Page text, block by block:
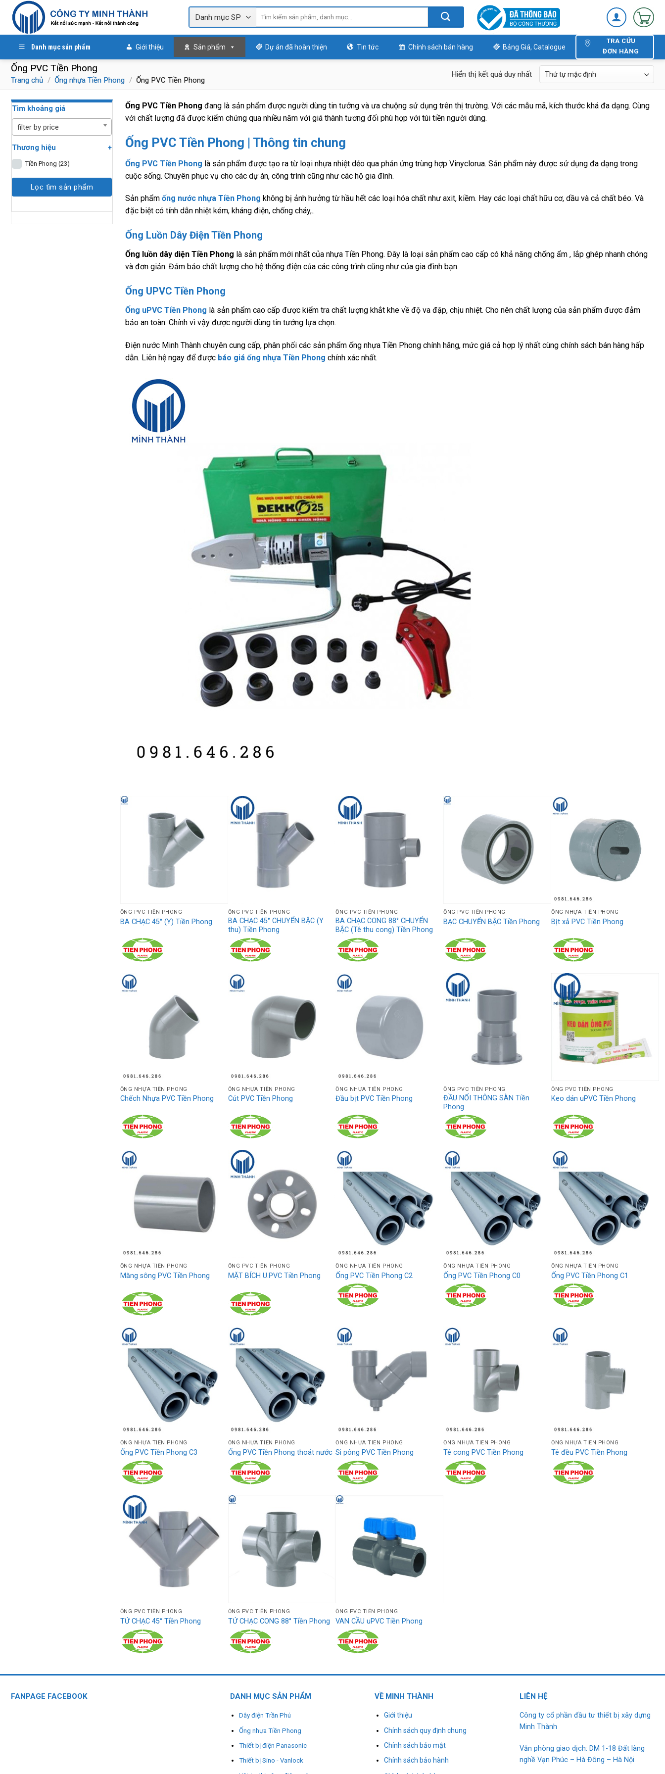
content
Danh mục sản phẩm Giới thiệu Sản phẩm Dự án đã hoàn thiện Tin tức Chính sách bán hàng Bảng Giá, Catalogue
TRA CỨU
ĐƠN HÀNG
Ống PVC Tiền Phong
Trang chủ / Ống nhựa Tiền Phong / Ống PVC Tiền Phong
Hiển thị kết quả duy nhất
Tìm khoảng giá
filter by price
Thương hiệu +
Tiền Phong (23)
Lọc tìm sản phẩm
Ống PVC Tiền Phong đang là sản phẩm được người dùng tin tưởng và ưa chuộng sử dụng trên thị trường. Với các mẫu mã, kích thước khá đa dạng. Cùng
với chất lượng đã được kiểm chứng qua nhiều năm với giá thành tương đối phù hợp với túi tiền người dùng.
Ống PVC Tiền Phong | Thông tin chung
Ống PVC Tiền Phong là sản phẩm được tạo ra từ loại nhựa nhiệt dẻo qua phản ứng trùng hợp Vinyclorua. Sản phẩm này được sử dụng đa dạng trong
cuộc sống. Chuyên phục vụ cho các dự án, công trình cũng như các hộ gia đình.
Sản phẩm ống nước nhựa Tiền Phong không bị ảnh hưởng từ hầu hết các loại hóa chất như axit, kiềm. Hay các loại chất hữu cơ, dầu và cả chất béo. Và
đặc biệt có tính dẫn nhiệt kém, kháng điện, chống cháy,..
Ống Luồn Dây Điện Tiền Phong
Ống luồn dây diện Tiền Phong là sản phẩm mới nhất của nhựa Tiền Phong. Đây là loại sản phẩm cao cấp có khả năng chống ẩm , lắp ghép nhanh chóng
và đơn giản. Đảm bảo chất lượng cho hệ thống điện của các công trình cũng như của gia đình bạn.
Ống UPVC Tiền Phong
Ống uPVC Tiền Phong là sản phẩm cao cấp được kiểm tra chất lượng khắt khe về độ va đập, chịu nhiệt. Cho nên chất lượng của sản phẩm được đảm
bảo an toàn. Chính vì vậy được người dùng tin tưởng lựa chọn.
Điện nước Minh Thành chuyên cung cấp, phân phối các sản phẩm ống nhựa Tiền Phong chính hãng, mức giá cả hợp lý nhất cùng chính sách bán hàng hấp
dẫn. Liên hệ ngay để được báo giá ống nhựa Tiền Phong chính xác nhất.
ỐNG PVC TIỀN PHONG
BA CHẠC 45° (Y) Tiền Phong
ỐNG PVC TIỀN PHONG
BA CHẠC 45° CHUYỂN BẬC (Y
thu) Tiền Phong
ỐNG PVC TIỀN PHONG
BA CHẠC CONG 88° CHUYỂN
BẬC (Tê thu cong) Tiền Phong
ỐNG PVC TIỀN PHONG
BẠC CHUYỂN BẬC Tiền Phong
ỐNG NHỰA TIỀN PHONG
Bịt xả PVC Tiền Phong
ỐNG NHỰA TIỀN PHONG
Chếch Nhựa PVC Tiền Phong
ỐNG NHỰA TIỀN PHONG
Cút PVC Tiền Phong
ỐNG NHỰA TIỀN PHONG
Đầu bịt PVC Tiền Phong
ỐNG PVC TIỀN PHONG
ĐẦU NỐI THÔNG SÀN Tiền
Phong
ỐNG PVC TIỀN PHONG
Keo dán uPVC Tiền Phong
ỐNG NHỰA TIỀN PHONG
Măng sông PVC Tiền Phong
ỐNG PVC TIỀN PHONG
MẶT BÍCH U.PVC Tiền Phong
ỐNG NHỰA TIỀN PHONG
Ống PVC Tiền Phong C2
ỐNG NHỰA TIỀN PHONG
Ống PVC Tiền Phong C0
ỐNG NHỰA TIỀN PHONG
Ống PVC Tiền Phong C1
ỐNG NHỰA TIỀN PHONG
Ống PVC Tiền Phong C3
ỐNG NHỰA TIỀN PHONG
Ống PVC Tiền Phong thoát nước
ỐNG NHỰA TIỀN PHONG
Si pông PVC Tiền Phong
ỐNG NHỰA TIỀN PHONG
Tê cong PVC Tiền Phong
ỐNG NHỰA TIỀN PHONG
Tê đều PVC Tiền Phong
ỐNG PVC TIỀN PHONG
TỨ CHẠC 45° Tiền Phong
ỐNG PVC TIỀN PHONG
TỨ CHẠC CONG 88° Tiền Phong
ỐNG PVC TIỀN PHONG
VAN CẦU uPVC Tiền Phong
FANPAGE FACEBOOK DANH MỤC SẢN PHẨM
Dây điện Trần Phú
Ống nhựa Tiền Phong
Thiết bị điện Panasonic
Thiết bị Sino - Vanlock
VỀ MINH THÀNH
Giới thiệu
Chính sách quy định chung
Chính sách bảo mật
Chính sách bảo hành
LIÊN HỆ
Công ty cổ phần đầu tư thiết bị xây dựng
Minh Thành
Văn phòng giao dịch: DM 1-18 Đất làng
nghề Vạn Phúc – Hà Đông – Hà Nội